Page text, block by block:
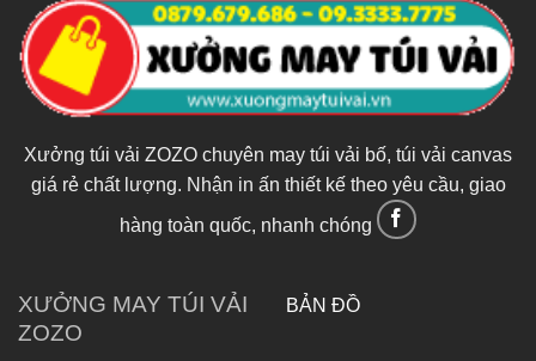
Xưởng túi vải ZOZO chuyên may túi vải bố, túi vải canvas
giá rẻ chất lượng. Nhận in ấn thiết kế theo yêu cầu, giao
hàng toàn quốc, nhanh chóng
XƯỞNG MAY TÚI VẢI
ZOZO
BẢN ĐỒ